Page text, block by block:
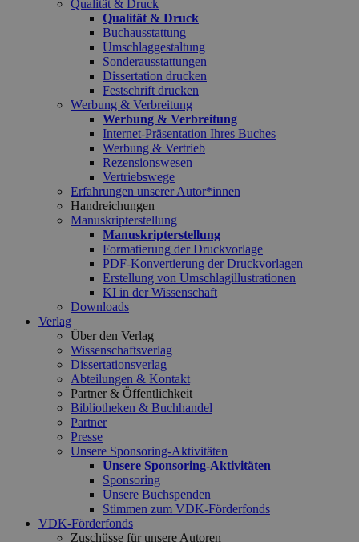
Qualität & Druck
Qualität & Druck
Buchausstattung
Umschlaggestaltung
Sonderausstattungen
Dissertation drucken
Festschrift drucken
Werbung & Verbreitung
Werbung & Verbreitung
Internet-Präsentation Ihres Buches
Werbung & Vertrieb
Rezensionswesen
Vertriebswege
Erfahrungen unserer Autor*innen
Handreichungen
Manuskripterstellung
Manuskripterstellung
Formatierung der Druckvorlage
PDF-Konvertierung der Druckvorlagen
Erstellung von Umschlagillustrationen
KI in der Wissenschaft
Downloads
Verlag
Über den Verlag
Wissenschaftsverlag
Dissertationsverlag
Abteilungen & Kontakt
Partner & Öffentlichkeit
Bibliotheken & Buchhandel
Partner
Presse
Unsere Sponsoring-Aktivitäten
Unsere Sponsoring-Aktivitäten
Sponsoring
Unsere Buchspenden
Stimmen zum VDK-Förderfonds
VDK-Förderfonds
Zuschüsse für unsere Autoren